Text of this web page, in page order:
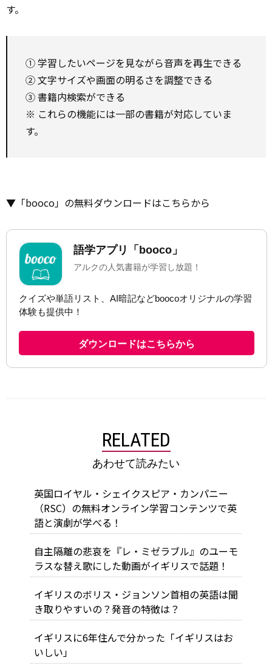
す。
① 学習したいページを見ながら音声を再生できる
② 文字サイズや画面の明るさを調整できる
③ 書籍内検索ができる
※ これらの機能には一部の書籍が対応していま
す。
▼「booco」の無料ダウンロードはこちらから
RELATED
あわせて読みたい
英国ロイヤル・シェイクスピア・カンパニー
（RSC）の無料オンライン学習コンテンツで英
語と演劇が学べる！
自主隔離の悲哀を『レ・ミゼラブル』のユーモ
ラスな替え歌にした動画がイギリスで話題！
イギリスのボリス・ジョンソン首相の英語は聞
き取りやすいの？発音の特徴は？
イギリスに6年住んで分かった「イギリスはお
いしい」